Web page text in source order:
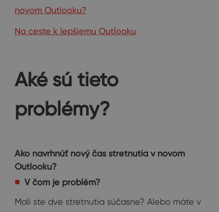
novom Outlooku?
Na ceste k lepšiemu Outlooku
Aké sú tieto
problémy?
Ako navrhnúť nový čas stretnutia v novom
Outlooku?
V čom je problém?
Mali ste dve stretnutia súčasne? Alebo máte v